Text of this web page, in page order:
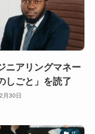
ニアリングマネー
しごと」を読了
月30日